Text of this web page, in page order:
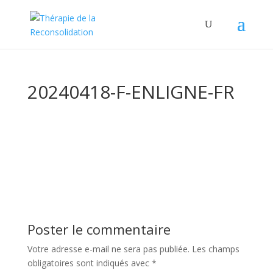
20240418-F-ENLIGNE-FR
Poster le commentaire
Votre adresse e-mail ne sera pas publiée. Les champs
obligatoires sont indiqués avec *